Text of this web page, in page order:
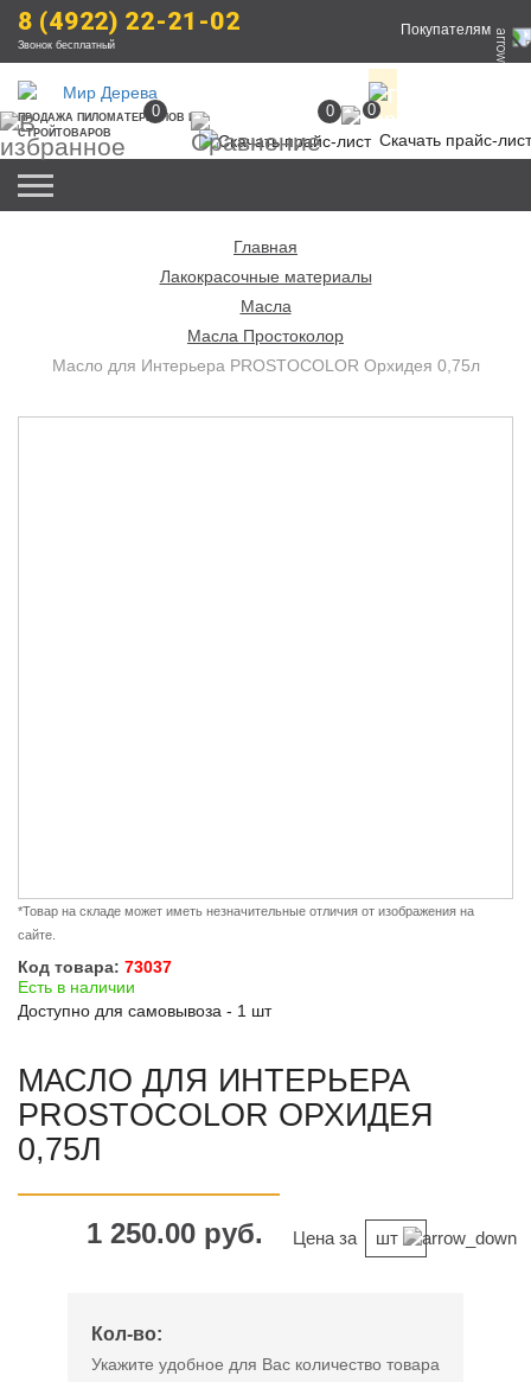
8 (4922) 22-21-02
Звонок бесплатный
Покупателям
ПРОДАЖА ПИЛОМАТЕРИАЛОВ И
СТРОЙТОВАРОВ
Скачать прайс-лист
0 0 0
Главная
Лакокрасочные материалы
Масла
Масла Простоколор
Масло для Интерьера PROSTOCOLOR Орхидея 0,75л
*Товар на складе может иметь незначительные отличия от изображения на
сайте.
Код товара: 73037
Есть в наличии
Доступно для самовывоза - 1 шт
МАСЛО ДЛЯ ИНТЕРЬЕРА
PROSTOCOLOR ОРХИДЕЯ
0,75Л
1 250.00 руб. Цена за шт
Кол-во:
Укажите удобное для Вас количество товара